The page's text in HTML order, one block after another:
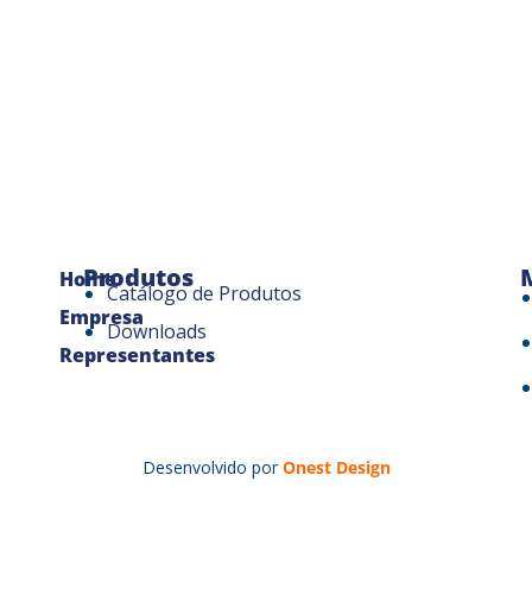
Home
Empresa
Representantes
Produtos
Catálogo de Produtos
Downloads
Desenvolvido por Onest Design